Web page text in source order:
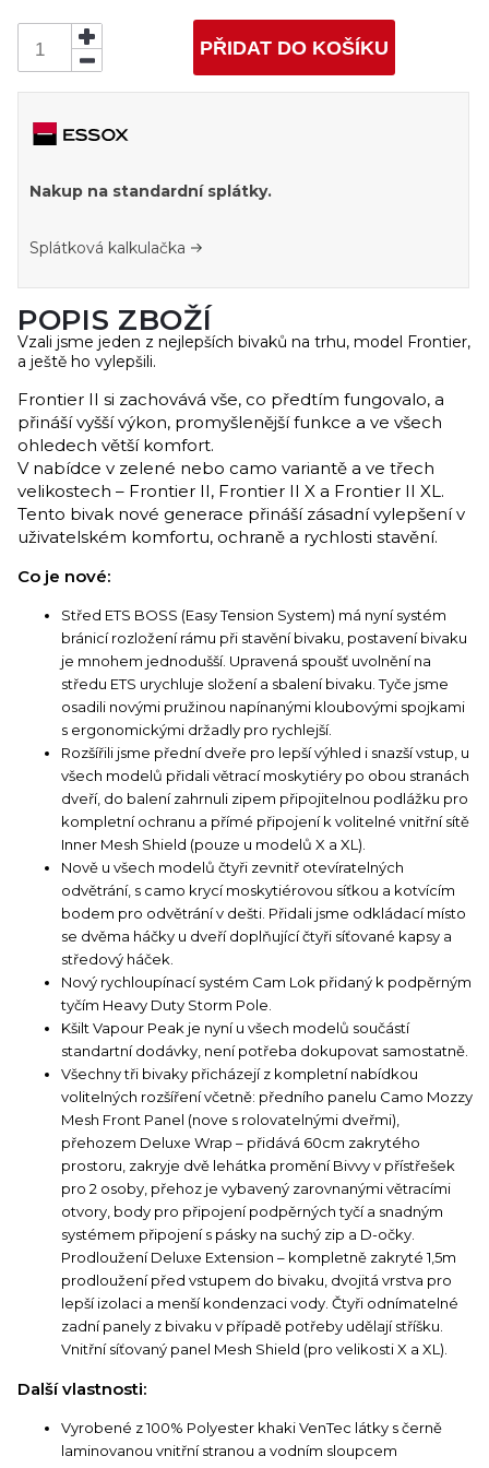
PŘIDAT DO KOŠÍKU
Nakup na standardní splátky.
Splátková kalkulačka
POPIS ZBOŽÍ
Vzali jsme jeden z nejlepších bivaků na trhu, model Frontier,
a ještě ho vylepšili.
Frontier II si zachovává vše, co předtím fungovalo, a
přináší vyšší výkon, promyšlenější funkce a ve všech
ohledech větší komfort.
V nabídce v zelené nebo camo variantě a ve třech
velikostech – Frontier II, Frontier II X a Frontier II XL.
Tento bivak nové generace přináší zásadní vylepšení v
uživatelském komfortu, ochraně a rychlosti stavění.
Co je nové:
Střed ETS BOSS (Easy Tension System) má nyní systém
bránicí rozložení rámu při stavění bivaku, postavení bivaku
je mnohem jednodušší. Upravená spoušť uvolnění na
středu ETS urychluje složení a sbalení bivaku. Tyče jsme
osadili novými pružinou napínanými kloubovými spojkami
s ergonomickými držadly pro rychlejší.
Rozšířili jsme přední dveře pro lepší výhled i snazší vstup, u
všech modelů přidali větrací moskytiéry po obou stranách
dveří, do balení zahrnuli zipem připojitelnou podlážku pro
kompletní ochranu a přímé připojení k volitelné vnitřní sítě
Inner Mesh Shield (pouze u modelů X a XL).
Nově u všech modelů čtyři zevnitř otevíratelných
odvětrání, s camo krycí moskytiérovou síťkou a kotvícím
bodem pro odvětrání v dešti. Přidali jsme odkládací místo
se dvěma háčky u dveří doplňující čtyři síťované kapsy a
středový háček.
Nový rychloupínací systém Cam Lok přidaný k podpěrným
tyčím Heavy Duty Storm Pole.
Kšilt Vapour Peak je nyní u všech modelů součástí
standartní dodávky, není potřeba dokupovat samostatně.
Všechny tři bivaky přicházejí z kompletní nabídkou
volitelných rozšíření včetně: předního panelu Camo Mozzy
Mesh Front Panel (nove s rolovatelnými dveřmi),
přehozem Deluxe Wrap – přidává 60cm zakrytého
prostoru, zakryje dvě lehátka promění Bivvy v přístřešek
pro 2 osoby, přehoz je vybavený zarovnanými větracími
otvory, body pro připojení podpěrných tyčí a snadným
systémem připojení s pásky na suchý zip a D-očky.
Prodloužení Deluxe Extension – kompletně zakryté 1,5m
prodloužení před vstupem do bivaku, dvojitá vrstva pro
lepší izolaci a menší kondenzaci vody. Čtyři odnímatelné
zadní panely z bivaku v případě potřeby udělají stříšku.
Vnitřní síťovaný panel Mesh Shield (pro velikosti X a XL).
Další vlastnosti:
Vyrobené z 100% Polyester khaki VenTec látky s černě
laminovanou vnitřní stranou a vodním sloupcem